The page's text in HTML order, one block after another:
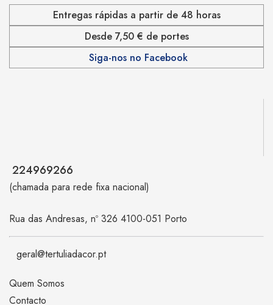
Entregas rápidas a partir de 48 horas
Desde 7,50 € de portes
Siga-nos no Facebook
224969266
(chamada para rede fixa nacional)
Rua das Andresas, nº 326 4100-051 Porto
geral@tertuliadacor.pt
Quem Somos
Contacto